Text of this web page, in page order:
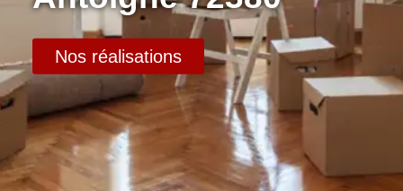
Nos réalisations